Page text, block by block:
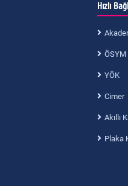
Hızlı
ÖSYM
YÖK
Cimer
Akıllı
Plaka